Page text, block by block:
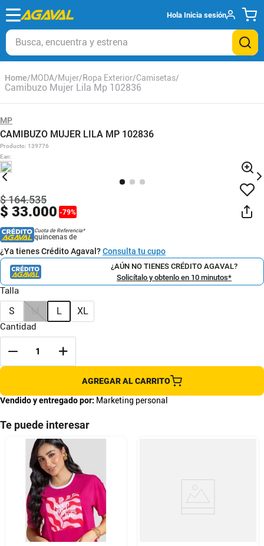
Hola Inicia sesión
Busca, encuentra y estrena
MODA Mujer Ropa Exterior Camisetas
Camibuzo Mujer Lila Mp 102836
MP
CAMIBUZO MUJER LILA MP 102836
Producto: 139776
Ean:
$ 33.000 -79%
$164.535
Cuota de Referencia*
quincenas de
¿Ya tienes Crédito Agaval?Consulta tu cupo
¿AÚN NO TIENES CRÉDITO AGAVAL?
Solicítalo y obtenlo en 10 minutos*
Talla
S L XL
Cantidad
AGREGAR AL CARRITO
Vendido y entregado por: Marketing personal
Te puede interesar